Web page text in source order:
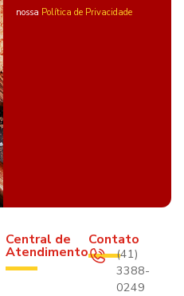
nossa Política de Privacidade
Central de
Atendimento
Contato
(41)
3388-
0249